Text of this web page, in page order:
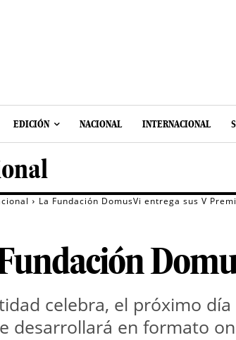
EDICIÓN NACIONAL INTERNACIONAL
La Fundación DomusVi entrega sus V
celebra, el próximo
desarrollará en formato